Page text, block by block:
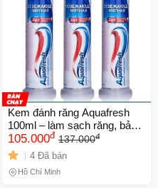
Mua nhiều
Giá từ thấp - cao
Giá từ cao - thấp
Kem đánh răng Aquafresh
100ml – làm sạch răng, bảo
vệ men răng
105.000đ 137.000đ
4 Đã bán
Hồ Chí Minh